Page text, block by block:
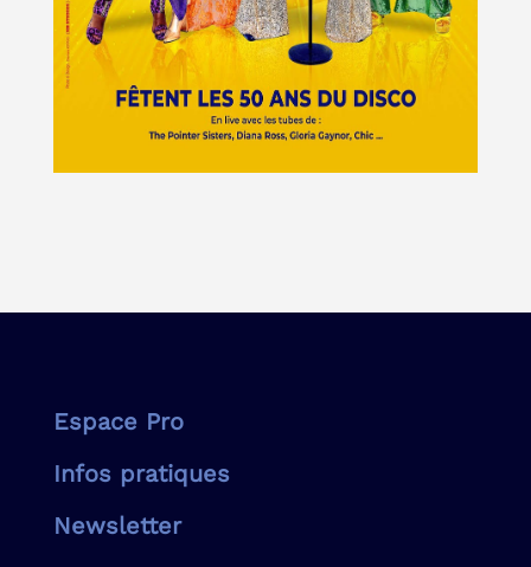
Espace Pro
Infos pratiques
Newsletter